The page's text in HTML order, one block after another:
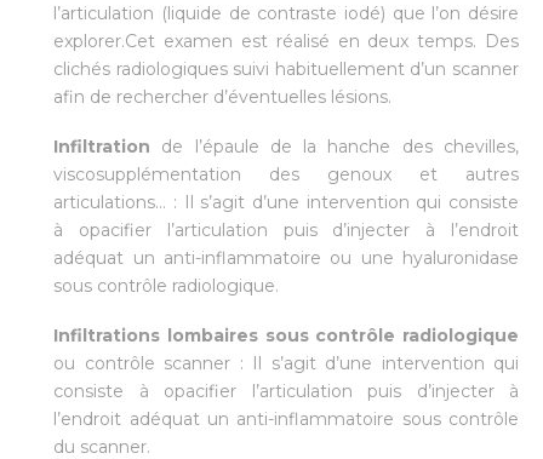
l’articulation (liquide de contraste iodé) que l’on désire
explorer.Cet examen est réalisé en deux temps. Des
clichés radiologiques suivi habituellement d’un scanner
afin de rechercher d’éventuelles lésions.
Infiltration de l’épaule de la hanche des chevilles,
viscosupplémentation des genoux et autres
articulations… : Il s’agit d’une intervention qui consiste
à opacifier l’articulation puis d’injecter à l’endroit
adéquat un anti-inflammatoire ou une hyaluronidase
sous contrôle radiologique.
Infiltrations lombaires sous contrôle radiologique
ou contrôle scanner : Il s’agit d’une intervention qui
consiste à opacifier l’articulation puis d’injecter à
l’endroit adéquat un anti-inflammatoire sous contrôle
du scanner.